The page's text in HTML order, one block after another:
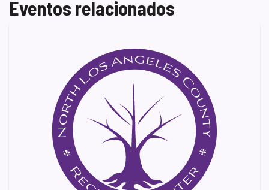
Eventos relacionados